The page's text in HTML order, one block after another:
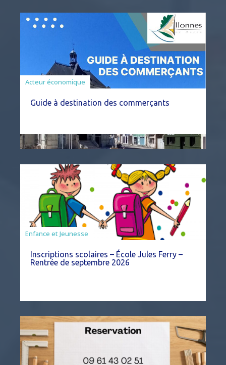
Acteur économique
Guide à destination des commerçants
Enfance et Jeunesse
Inscriptions scolaires – École Jules Ferry –
Rentrée de septembre 2026